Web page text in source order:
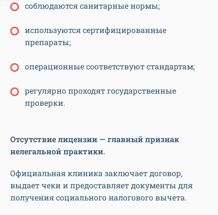
соблюдаются санитарные нормы;
используются сертифицированные
препараты;
операционные соответствуют стандартам;
регулярно проходят государственные
проверки.
Отсутствие лицензии — главный признак
нелегальной практики.
Официальная клиника заключает договор,
выдает чеки и предоставляет документы для
получения социального налогового вычета.